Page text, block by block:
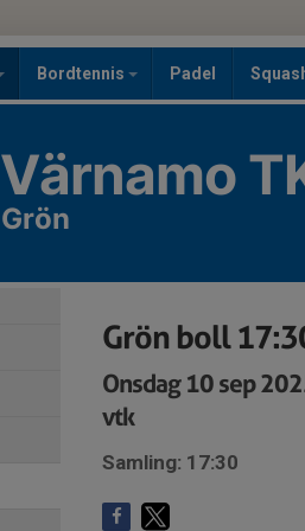
Bordtennis Padel
Värnamo
Grön
Grön boll
Onsdag 10 sep
vtk
Samling: 17:30